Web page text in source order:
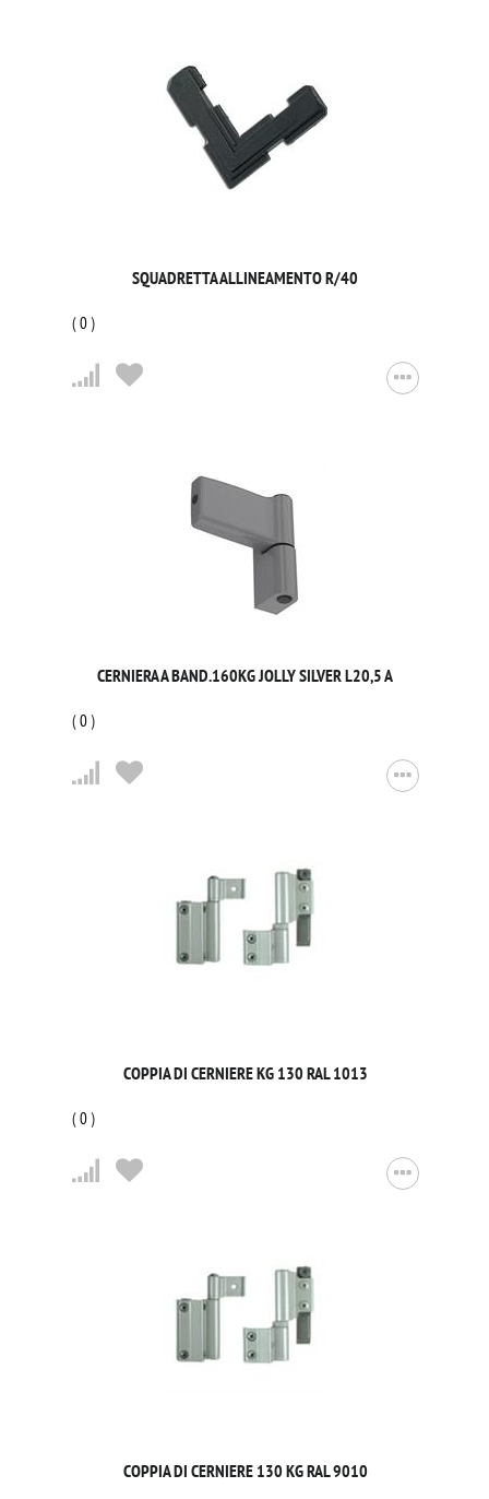
SQUADRETTA ALLINEAMENTO R/40
(0)
CERNIERA A BAND.160KG JOLLY SILVER L20,5 A
(0)
COPPIA DI CERNIERE KG 130 RAL 1013
(0)
COPPIA DI CERNIERE 130 KG RAL 9010